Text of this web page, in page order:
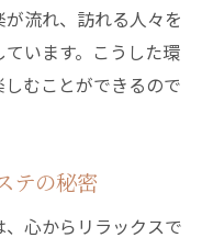
流れ、訪れる人々を
います。こうした環
むことができるので
テの秘密
心からリラックスで